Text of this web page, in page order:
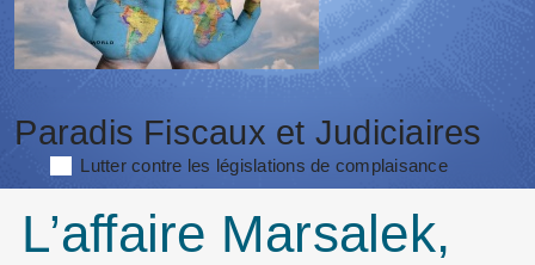
Paradis Fiscaux et Judiciaires
Lutter contre les législations de complaisance
L’affaire Marsalek,